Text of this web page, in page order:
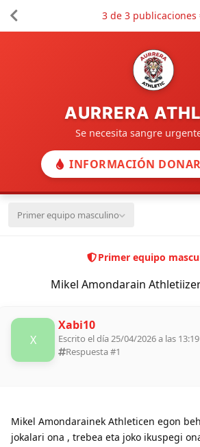
AURRERA
Se necesita sangre
INFORMACIÓN
Primer equipo masculino
Primer equipo
Mikel Amondarain
3de 3publicaciones
X
Xabi10
Escrito el día 25/04/2026 a las 13:19
Respuesta #1
Mikel Amondarainek Athleticen egon
jokalari ona , trebea eta joko ikuspegi